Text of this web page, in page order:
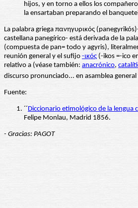
hijos, y en torno a ellos los
la ensartaban preparando el
La palabra griega πανηγυρικός
castellana panegírico- está derivada de la
(compuesta de pan= todo y agyris),
reunión general y el sufijo -ικός (-ikos =-ico
relativo a (véase también: anacrónico,
discurso pronunciado... en asamblea general
Fuente:
´´Diccionario etimológico de la lengua
Felipe Monlau, Madrid 1856.
- Gracias: PAGOT